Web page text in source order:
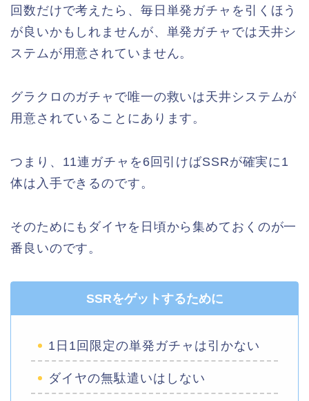
回数だけで考えたら、毎日単発ガチャを引くほう
が良いかもしれませんが、単発ガチャでは天井シ
ステムが用意されていません。
グラクロのガチャで唯一の救いは天井システムが
用意されていることにあります。
つまり、11連ガチャを6回引けばSSRが確実に1
体は入手できるのです。
そのためにもダイヤを日頃から集めておくのが一
番良いのです。
SSRをゲットするために
1日1回限定の単発ガチャは引かない
ダイヤの無駄遣いはしない